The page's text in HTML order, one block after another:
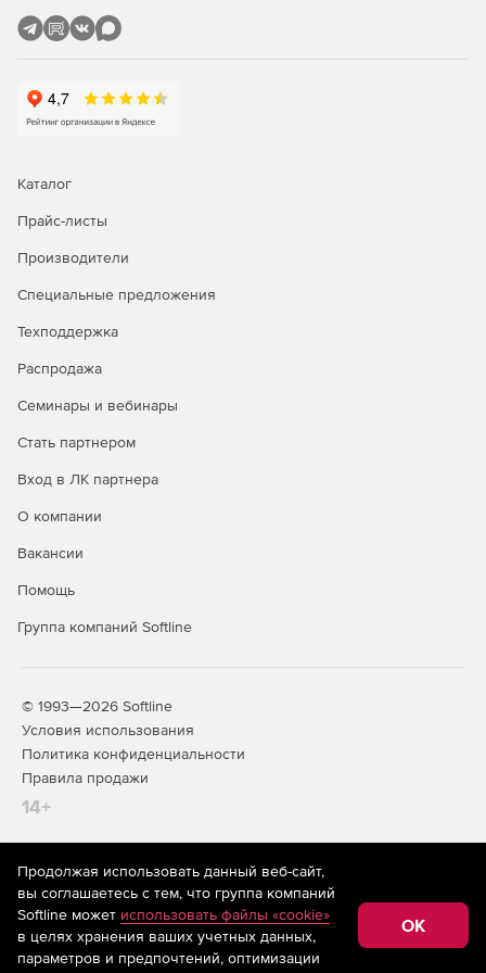
привилегированных клиентов к ИТ-активам с единой
консоли и с обеспечением полного разделения.
Каталог
Прайс-листы
Производители
Специальные предложения
Техподдержка
Распродажа
Семинары и вебинары
Стать партнером
Вход в ЛК партнера
О компании
Вакансии
Помощь
Группа компаний Softline
© 1993—2026 Softline
Условия использования
Политика конфиденциальности
Правила продажи
14+
На информационном ресурсе store.softline.ru применяются
рекомендательные технологии(информационные технологии
предоставления информации на основе сбора,
систематизации и анализа сведений, относящихся к
предпочтениям пользователей сети «Интернет»,
Продолжая использовать данный веб-сайт,
вы соглашаетесь с тем, что группа компаний
Softline может использовать файлы «cookie»
в целях хранения ваших учетных данных,
параметров и предпочтений, оптимизации
OK